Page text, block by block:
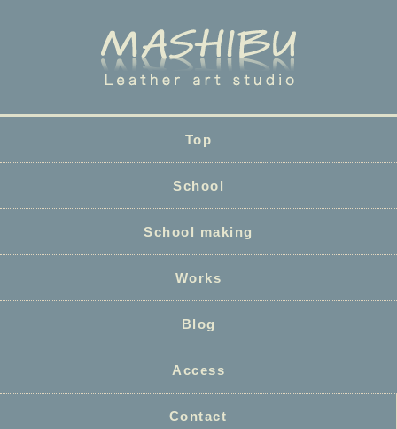
Top
School
School making
Works
Blog
Access
Contact